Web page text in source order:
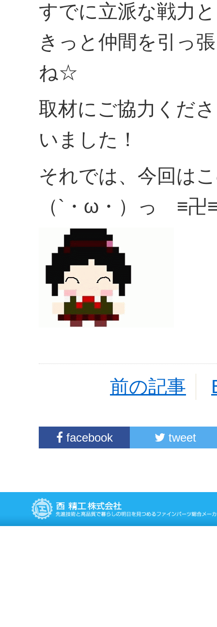
すでに立派な戦力
きっと仲間を引っ
ね☆
取材にご協力くだ
いました！
それでは、今回は
（`・ω・）っ ≡卍
前の記事
facebook tweet